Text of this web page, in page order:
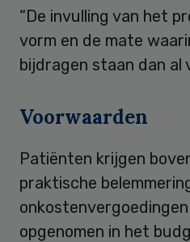
“De invulling van het
vorm en de mate
bijdragen staan dan al
Voorwaarden
Patiënten krijgen
praktische
opgenomen in het